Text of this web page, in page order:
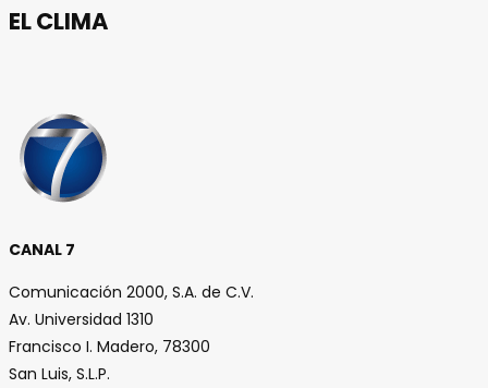
EL CLIMA
CANAL 7
Comunicación 2000, S.A. de C.V.
Av. Universidad 1310
Francisco I. Madero, 78300
San Luis, S.L.P.